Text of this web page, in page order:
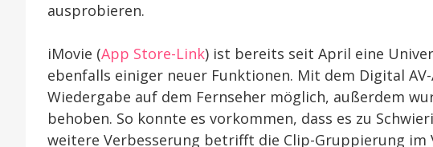
ausprobieren.
iMovie (App Store-Link) ist bereits seit April eine
ebenfalls einiger neuer Funktionen. Mit dem Digital
Wiedergabe auf dem Fernseher möglich, außerdem
behoben. So konnte es vorkommen, dass es zu
weitere Verbesserung betrifft die Clip-Gruppierung im